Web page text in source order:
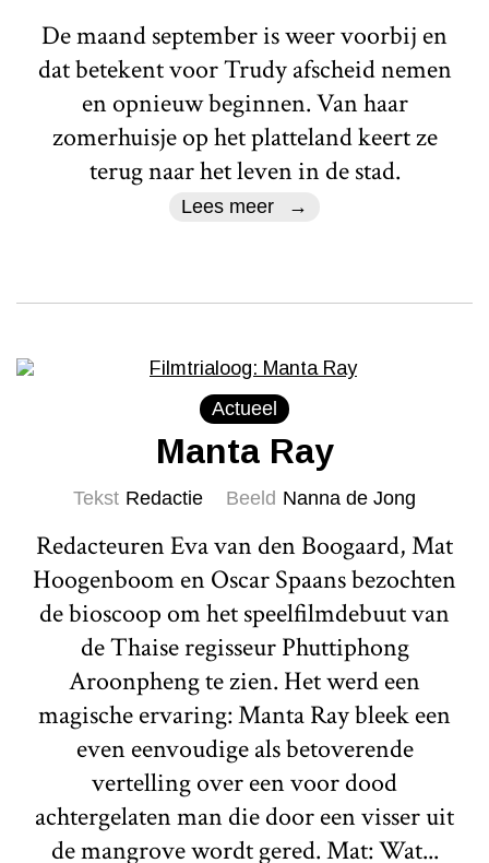
De maand september is weer voorbij en
dat betekent voor Trudy afscheid nemen
en opnieuw beginnen. Van haar
zomerhuisje op het platteland keert ze
terug naar het leven in de stad.
Lees meer
Actueel
Manta Ray
Tekst Redactie Beeld Nanna de Jong
Redacteuren Eva van den Boogaard, Mat
Hoogenboom en Oscar Spaans bezochten
de bioscoop om het speelfilmdebuut van
de Thaise regisseur Phuttiphong
Aroonpheng te zien. Het werd een
magische ervaring: Manta Ray bleek een
even eenvoudige als betoverende
vertelling over een voor dood
achtergelaten man die door een visser uit
de mangrove wordt gered. Mat: Wat...